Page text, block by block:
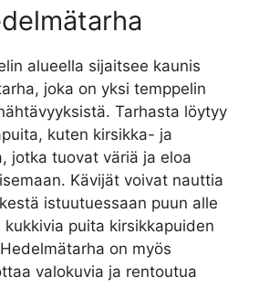
alueella sijaitsee kaunis
joka on yksi temppelin
Tarhasta löytyy
kuten kirsikka- ja
jotka tuovat väriä ja eloa
Kävijät voivat nauttia
istuutuessaan puun alle
puita kirsikkapuiden
on myös
valokuvia ja rentoutua